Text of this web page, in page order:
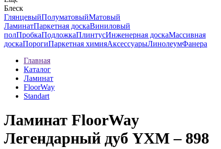
Блеск
ГлянцевыйПолуматовыйМатовый
ЛаминатПаркетная доскаВиниловый
полПробкаПодложкаПлинтусИнженерная доскаМассивная
доскаПорогиПаркетная химияАксессуарыЛинолеумФанера
Главная
Каталог
Ламинат
FloorWay
Standart
Ламинат FloorWay
Легендарный дуб YXM – 898